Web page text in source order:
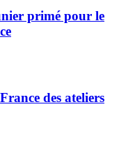
primé pour le
des ateliers